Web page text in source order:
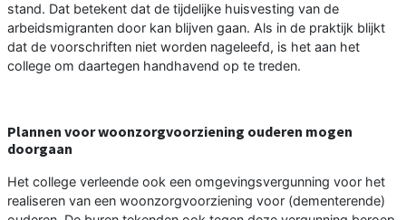
stand. Dat betekent dat de tijdelijke huisvesting van de
arbeidsmigranten door kan blijven gaan. Als in de praktijk blijkt
dat de voorschriften niet worden nageleefd, is het aan het
college om daartegen handhavend op te treden.
Plannen voor woonzorgvoorziening ouderen mogen
doorgaan
Het college verleende ook een omgevingsvergunning voor het
realiseren van een woonzorgvoorziening voor (dementerende)